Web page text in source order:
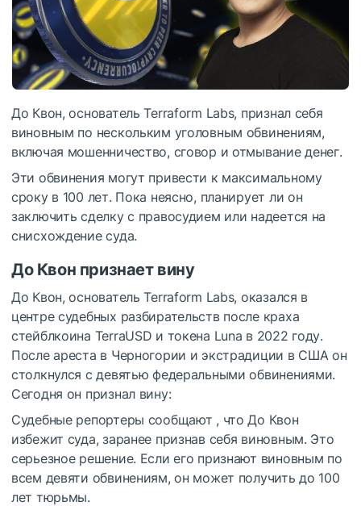
До Квон, основатель Terraform Labs, признал себя
виновным по нескольким уголовным обвинениям,
включая мошенничество, сговор и отмывание денег.
Эти обвинения могут привести к максимальному
сроку в 100 лет. Пока неясно, планирует ли он
заключить сделку с правосудием или надеется на
снисхождение суда.
До Квон признает вину
До Квон, основатель Terraform Labs, оказался в
центре судебных разбирательств после краха
стейблкоина TerraUSD и токена Luna в 2022 году.
После ареста в Черногории и экстрадиции в США он
столкнулся с девятью федеральными обвинениями.
Сегодня он признал вину:
Судебные репортеры сообщают , что До Квон
избежит суда, заранее признав себя виновным. Это
серьезное решение. Если его признают виновным по
всем девяти обвинениям, он может получить до 100
лет тюрьмы.